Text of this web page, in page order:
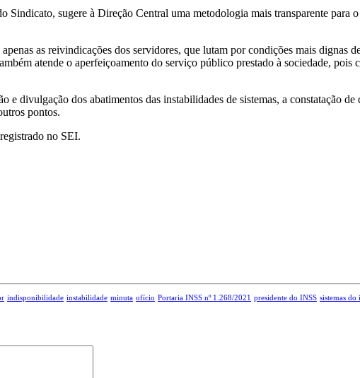
sugere à Direção Central uma metodologia mais transparente para
as reivindicações dos servidores, que lutam por condições mais dignas
atende o aperfeiçoamento do serviço público prestado à sociedade, pois
e divulgação dos abatimentos das instabilidades de sistemas, a constatação
pontos.
no SEI.
indisponibilidade instabilidade minuta ofício Portaria INSS nº 1.268/2021 presidente do INSS sistemas do